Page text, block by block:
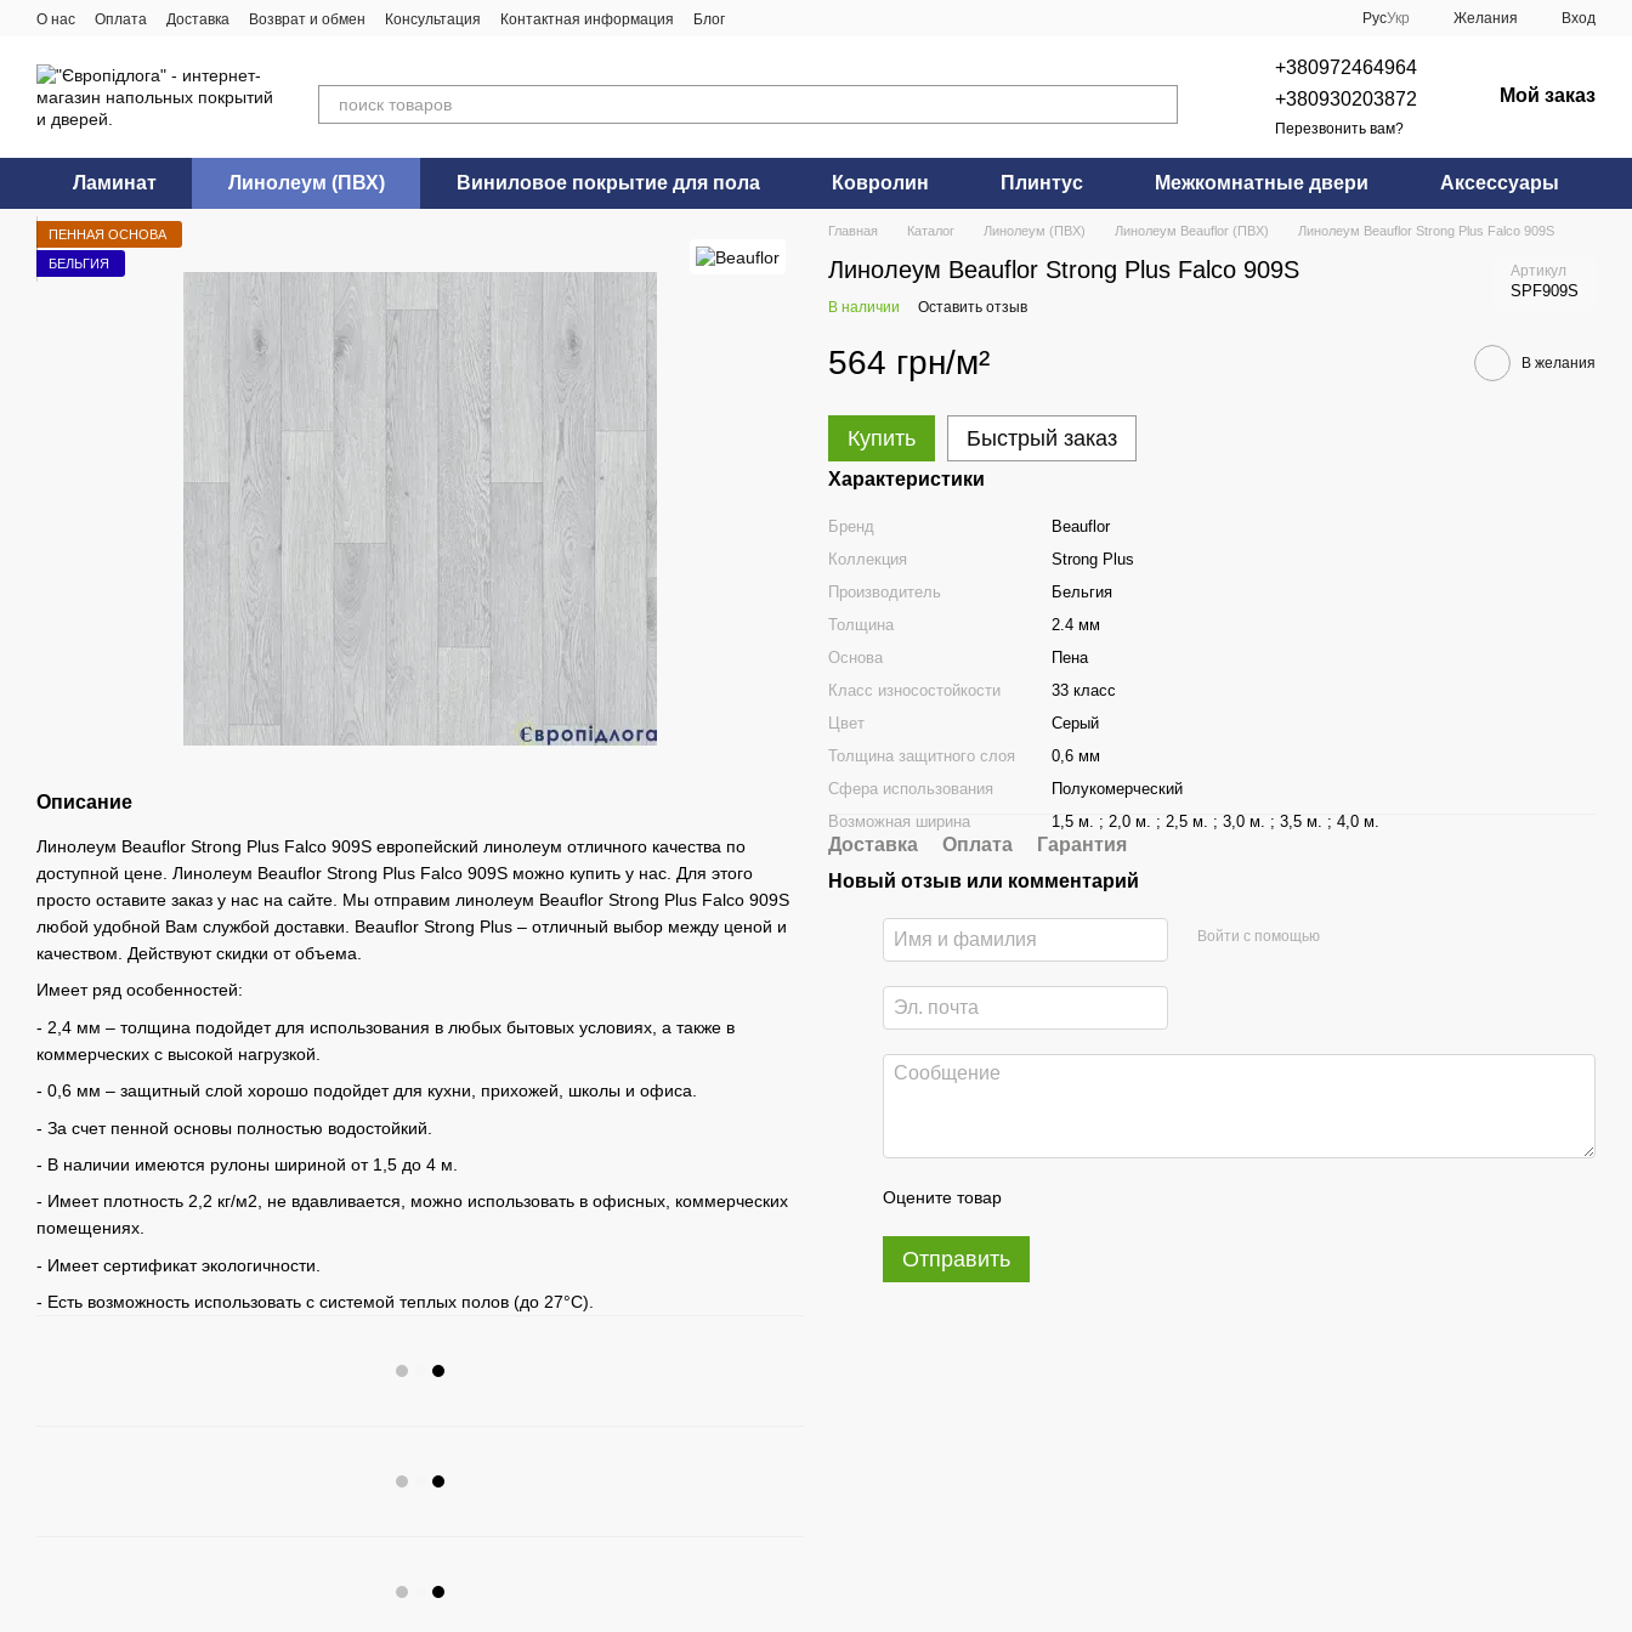
Перейти к основному контенту
О нас Оплата Доставка Возврат и обмен Консультация Контактная информация Блог РусУкр Желания Вход
+380972464964
+380930203872
Перезвонить вам?
Мой заказ
Ламинат Линолеум (ПВХ) Виниловое покрытие для пола Ковролин Плинтус Межкомнатные двери Аксессуары
ПЕННАЯ ОСНОВА
БЕЛЬГИЯ
Описание
Линолеум Beauflor Strong Plus Falco 909S европейский линолеум отличного качества по
доступной цене. Линолеум Beauflor Strong Plus Falco 909S можно купить у нас. Для этого
просто оставите заказ у нас на сайте. Мы отправим линолеум Beauflor Strong Plus Falco 909S
любой удобной Вам службой доставки. Beauflor Strong Plus – отличный выбор между ценой и
качеством. Действуют скидки от объема.
Имеет ряд особенностей:
- 2,4 мм – толщина подойдет для использования в любых бытовых условиях, а также в
коммерческих с высокой нагрузкой.
- 0,6 мм – защитный слой хорошо подойдет для кухни, прихожей, школы и офиса.
- За счет пенной основы полностью водостойкий.
- В наличии имеются рулоны шириной от 1,5 до 4 м.
- Имеет плотность 2,2 кг/м2, не вдавливается, можно использовать в офисных, коммерческих
помещениях.
- Имеет сертификат экологичности.
- Есть возможность использовать с системой теплых полов (до 27°C).
Главная Каталог Линолеум (ПВХ) Линолеум Beauflor (ПВХ) Линолеум Beauflor Strong Plus Falco 909S
Линолеум Beauflor Strong Plus Falco 909S Артикул
SPF909S
В наличии Оставить отзыв
564 грн/м² В желания
Купить Быстрый заказ
Характеристики
Бренд
Beauflor
Коллекция
Strong Plus
Производитель
Бельгия
Толщина
2.4 мм
Основа
Пена
Класс износостойкости
33 класс
Цвет
Серый
Толщина защитного слоя
0,6 мм
Сфера использования
Полукомерческий
Возможная ширина
1,5 м. ; 2,0 м. ; 2,5 м. ; 3,0 м. ; 3,5 м. ; 4,0 м.
Доставка Оплата
Гарантия
Новый отзыв или комментарий
Войти с помощью
Оцените товар
Отправить